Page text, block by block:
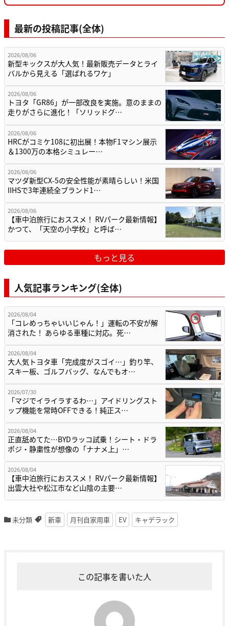
最新の投稿記事(全体)
2026/08/06
新型キックスが大人気！最新販売データとライ
バルから見える「選ばれるワケ」
2026/08/06
トヨタ「GR86」が一部改良を実施。意のままの
走りがさらに進化！「ソリッドグ…
2026/08/06
HRCがコミケ108に初出展！本物F1マシン展示
＆1300万の本格シミュレー…
2026/08/06
マツダ新型CX-5の安全性能が素晴らしい！米国
IIHSで3年連続全ブランド1…
2026/08/06
【車中泊旅行におススメ！ RVパーク最新情報】
かつて、「天空の小学校」と呼ば…
もっと見る
人気記事ランキング(全体)
2026/08/04
「コレめっちゃいいじゃん！」運転の不安が解
消された！ あらゆる車種に対応。死…
2026/08/04
大人気トヨタ車「完成度がスゴイ…」釣り竿、
スキー板、ゴルフバッグ、なんでもオ…
2026/07/30
「マジでイライラするわ…」アイドリングスト
ップ機能を常時OFFできる！純正ス…
2026/08/04
正直舐めてた…BYDラッコ試乗！シート・ドラ
ポジ・静粛性が想像の「ナナメ上」…
2026/08/04
【車中泊旅行におススメ！ RVパーク最新情報】
出雲大社や松江市など山陰の主要…
未分類 新車 月刊自家用車 EV キャデラック
この記事を書いた人